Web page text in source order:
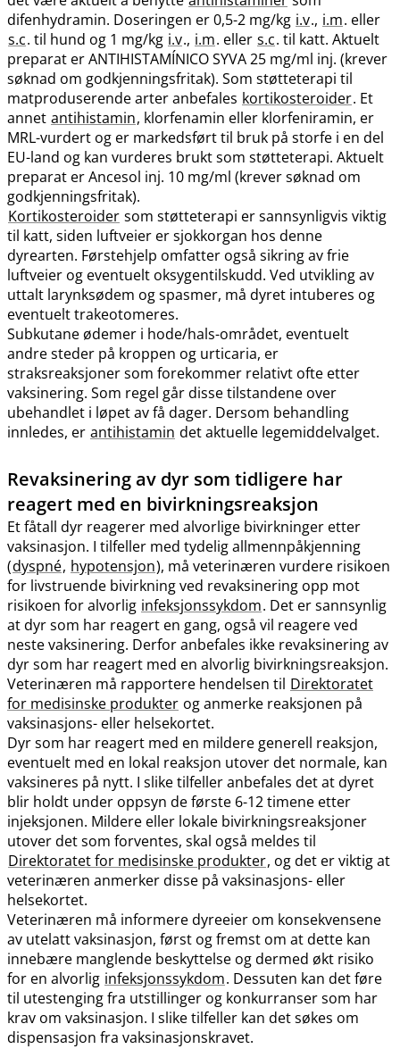
difenhydramin. Doseringen er 0,5-2 mg/kg i.v., i.m. eller
s.c. til hund og 1 mg/kg i.v., i.m. eller s.c. til katt. Aktuelt
preparat er ANTIHISTAMÍNICO SYVA 25 mg/ml inj. (krever
søknad om godkjenningsfritak). Som støtteterapi til
matproduserende arter anbefales kortikosteroider. Et
annet antihistamin, klorfenamin eller klorfeniramin, er
MRL-vurdert og er markedsført til bruk på storfe i en del
EU-land og kan vurderes brukt som støtteterapi. Aktuelt
preparat er Ancesol inj. 10 mg/ml (krever søknad om
godkjenningsfritak).
Kortikosteroider som støtteterapi er sannsynligvis viktig
til katt, siden luftveier er sjokkorgan hos denne
dyrearten. Førstehjelp omfatter også sikring av frie
luftveier og eventuelt oksygentilskudd. Ved utvikling av
uttalt larynksødem og spasmer, må dyret intuberes og
eventuelt trakeotomeres.
Subkutane ødemer i hode​/​hals-området, eventuelt
andre steder på kroppen og urticaria, er
straksreaksjoner som forekommer relativt ofte etter
vaksinering. Som regel går disse tilstandene over
ubehandlet i løpet av få dager. Dersom behandling
innledes, er antihistamin det aktuelle legemiddelvalget.
Revaksinering av dyr som tidligere har
reagert med en bivirkningsreaksjon
Et fåtall dyr reagerer med alvorlige bivirkninger etter
vaksinasjon. I tilfeller med tydelig allmennpåkjenning
(dyspné, hypotensjon), må veterinæren vurdere risikoen
for livstruende bivirkning ved revaksinering opp mot
risikoen for alvorlig infeksjonssykdom. Det er sannsynlig
at dyr som har reagert en gang, også vil reagere ved
neste vaksinering. Derfor anbefales ikke revaksinering av
dyr som har reagert med en alvorlig bivirkningsreaksjon.
Veterinæren må rapportere hendelsen til Direktoratet
for medisinske produkter og anmerke reaksjonen på
vaksinasjons- eller helsekortet.
Dyr som har reagert med en mildere generell reaksjon,
eventuelt med en lokal reaksjon utover det normale, kan
vaksineres på nytt. I slike tilfeller anbefales det at dyret
blir holdt under oppsyn de første 6-12 timene etter
injeksjonen. Mildere eller lokale bivirkningsreaksjoner
utover det som forventes, skal også meldes til
Direktoratet for medisinske produkter, og det er viktig at
veterinæren anmerker disse på vaksinasjons- eller
helsekortet.
Veterinæren må informere dyreeier om konsekvensene
av utelatt vaksinasjon, først og fremst om at dette kan
innebære manglende beskyttelse og dermed økt risiko
for en alvorlig infeksjonssykdom. Dessuten kan det føre
til utestenging fra utstillinger og konkurranser som har
krav om vaksinasjon. I slike tilfeller kan det søkes om
dispensasjon fra vaksinasjonskravet.